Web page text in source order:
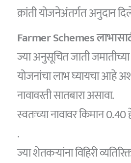
क्रांती योजनेअंतर्गत अनुदान
Farmer Schemes
ज्या अनुसूचित जाती
योजनांचा लाभ घ्यायचा आहे
नावावरती सातबारा असावा.
स्वतःच्या नावावर किमान
.
ज्या शेतकऱ्यांना विहिरी